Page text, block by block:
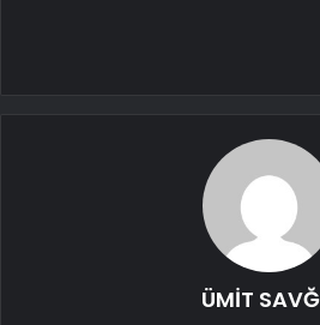
ÜMİT